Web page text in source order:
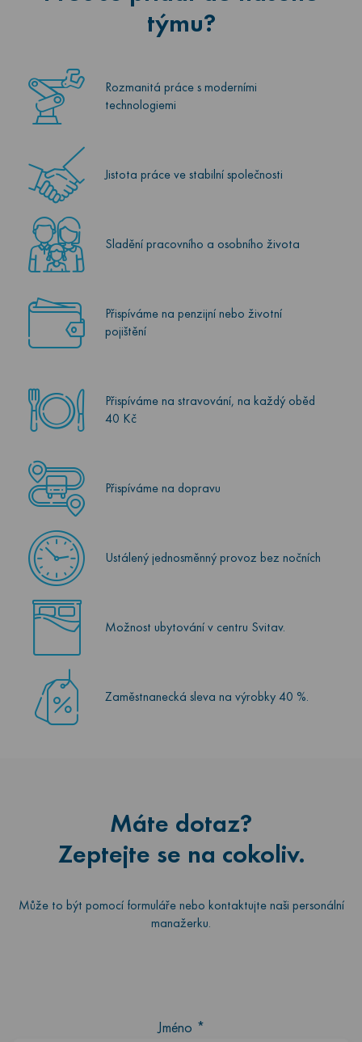
týmu?
Rozmanitá práce s moderními
technologiemi
Jistota práce ve stabilní společnosti
Sladění pracovního a osobního života
Přispíváme na penzijní nebo životní
pojištění
Přispíváme na stravování, na každý oběd
40 Kč
Přispíváme na dopravu
Ustálený jednosměnný provoz bez nočních
Možnost ubytování v centru Svitav.
Zaměstnanecká sleva na výrobky 40 %.
Máte dotaz?
Zeptejte se na cokoliv.
Může to být pomocí formuláře nebo kontaktujte naši personální
manažerku.
Jméno *